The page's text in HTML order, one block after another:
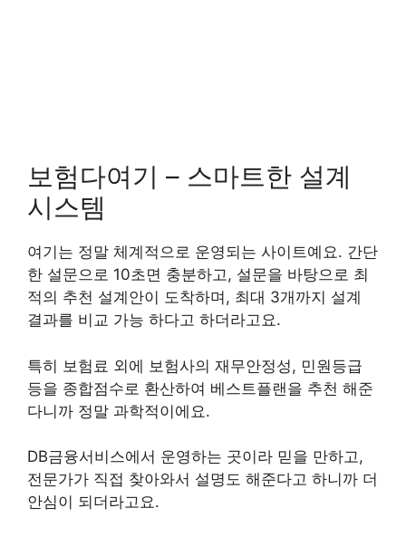
보험다여기 – 스마트한 설계
시스템
여기는 정말 체계적으로 운영되는 사이트예요. 간단
한 설문으로 10초면 충분하고, 설문을 바탕으로 최
적의 추천 설계안이 도착하며, 최대 3개까지 설계
결과를 비교 가능 하다고 하더라고요.
특히 보험료 외에 보험사의 재무안정성, 민원등급
등을 종합점수로 환산하여 베스트플랜을 추천 해준
다니까 정말 과학적이에요.
DB금융서비스에서 운영하는 곳이라 믿을 만하고,
전문가가 직접 찾아와서 설명도 해준다고 하니까 더
안심이 되더라고요.